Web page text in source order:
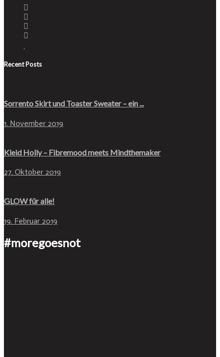
Recent Posts
Sorrento Skirt und Toaster Sweater – ein ...
1. November 2019
Kleid Holly – Fibremood meets Mindthemaker
27. Oktober 2019
GLOW für alle!
19. Februar 2019
#moregoesnot